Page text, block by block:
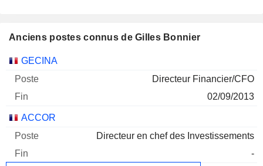
Anciens postes connus de Gilles Bonnier
Sociétés Poste
GECINA
Directeur Financier/CFO
02/09/2013
ACCOR
Directeur en chef des Investissements
-